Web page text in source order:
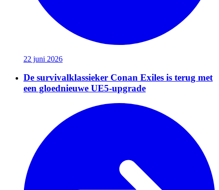
22 juni 2026
De survivalklassieker Conan Exiles is terug met
een gloednieuwe UE5-upgrade